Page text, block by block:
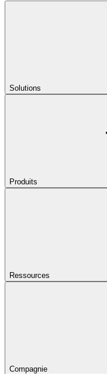
Solutions
Produits
Ressources
Compagnie